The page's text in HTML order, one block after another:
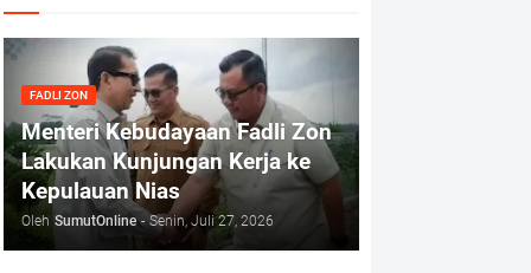
FADLI ZON
Menteri Kebudayaan Fadli Zon
Lakukan Kunjungan Kerja ke
Kepulauan Nias
Oleh SumutOnline - Senin, Juli 27, 2026